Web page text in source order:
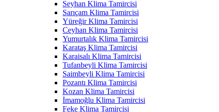
Seyhan Klima Tamircisi
Sarıçam Klima Tamircisi
Yüreğir Klima Tamircisi
Ceyhan Klima Tamircisi
Yumurtalık Klima Tamircisi
Karataş Klima Tamircisi
Karaisalı Klima Tamircisi
Tufanbeyli Klima Tamircisi
Saimbeyli Klima Tamircisi
Pozantı Klima Tamircisi
Kozan Klima Tamircisi
İmamoğlu Klima Tamircisi
Feke Klima Tamircisi